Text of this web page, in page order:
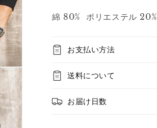
綿 80% ポリエステル 20%
お支払い方法
送料について
お届け日数